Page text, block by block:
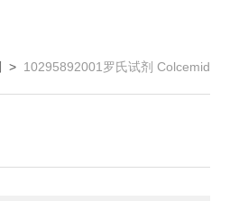
> 10295892001罗氏试剂 Colcemid